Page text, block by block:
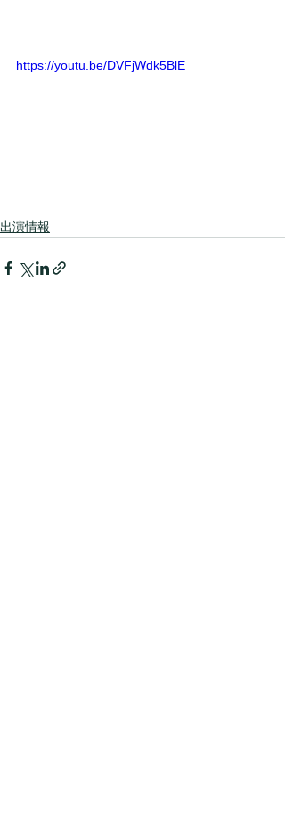
https://youtu.be/DVFjWdk5BlE
出演情報